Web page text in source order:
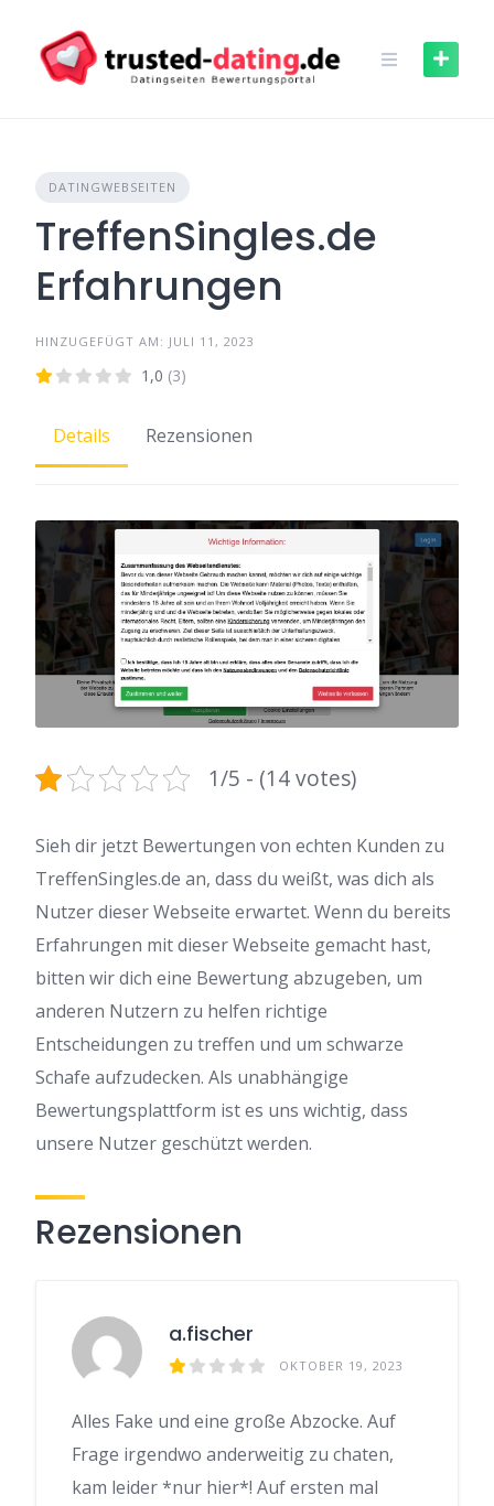
content
DATINGWEBSEITEN
TreffenSingles.de
Erfahrungen
HINZUGEFÜGT AM: JULI 11, 2023
1,0 (3)
Details Rezensionen
1/5 - (14 votes)
Sieh dir jetzt Bewertungen von echten Kunden zu
TreffenSingles.de an, dass du weißt, was dich als
Nutzer dieser Webseite erwartet. Wenn du bereits
Erfahrungen mit dieser Webseite gemacht hast,
bitten wir dich eine Bewertung abzugeben, um
anderen Nutzern zu helfen richtige
Entscheidungen zu treffen und um schwarze
Schafe aufzudecken. Als unabhängige
Bewertungsplattform ist es uns wichtig, dass
unsere Nutzer geschützt werden.
Rezensionen
a.fischer
OKTOBER 19, 2023
Alles Fake und eine große Abzocke. Auf
Frage irgendwo anderweitig zu chaten,
kam leider *nur hier*! Auf ersten mal